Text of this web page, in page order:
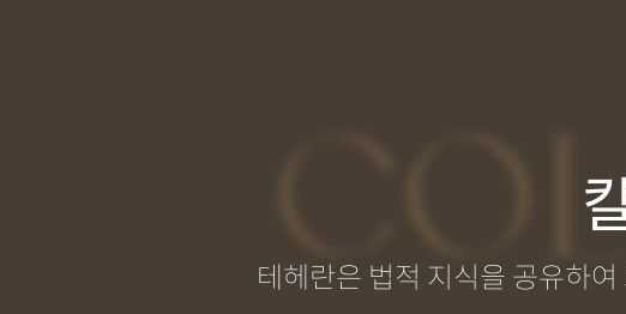
테헤란은 법적 지식을 공유하